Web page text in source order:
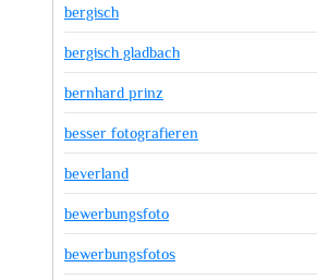
bergisch
bergisch gladbach
bernhard prinz
besser fotografieren
beverland
bewerbungsfoto
bewerbungsfotos